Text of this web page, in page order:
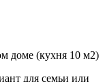
доме (кухня 10 м2)
для семьи или